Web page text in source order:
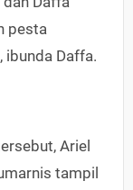
pesta
ibunda Daffa.
Ariel
tampil